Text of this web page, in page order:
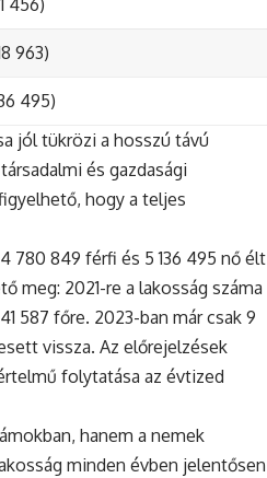
456)
963)
495)
jól tükrözi a hosszú távú
és gazdasági
hogy a teljes
780 849 férfi és 5 136 495 nő élt
meg: 2021-re a lakosság száma
587 főre. 2023-ban már csak 9
vissza. Az előrejelzések
folytatása az évtized
hanem a nemek
minden évben jelentősen